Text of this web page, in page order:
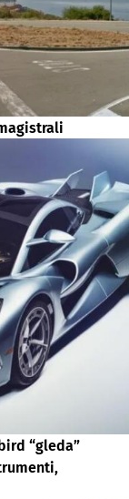
“gleda”